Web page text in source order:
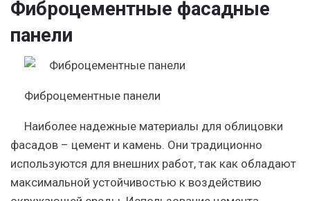
Фиброцементные фасадные
панели
Фиброцементные панели
Наиболее надежные материалы для облицовки
фасадов – цемент и камень. Они традиционно
используются для внешних работ, так как обладают
максимальной устойчивостью к воздействию